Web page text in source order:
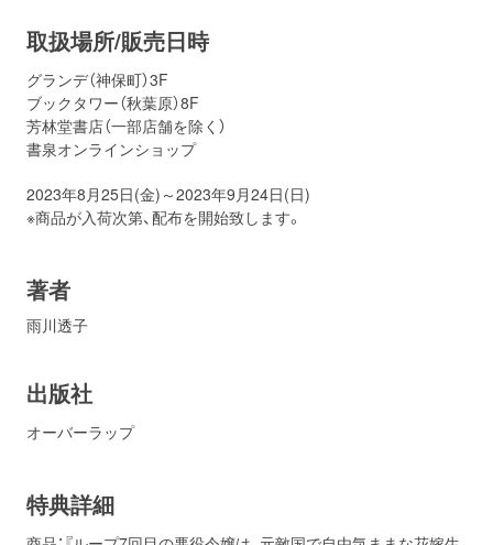
取扱場所/販売日時
グランデ（神保町）3F
ブックタワー（秋葉原）8F
芳林堂書店（一部店舗を除く）
書泉オンラインショップ
2023年8月25日(金)～2023年9月24日(日)
※商品が入荷次第、配布を開始致します。
著者
雨川透子
出版社
オーバーラップ
特典詳細